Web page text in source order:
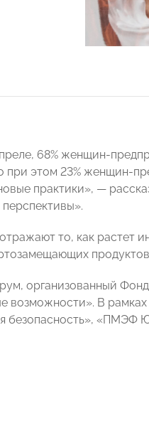
68% женщин-
при этом 23% женщин-
практики», —
то, как растет
организованный
В
безопасность», «ПМЭФ